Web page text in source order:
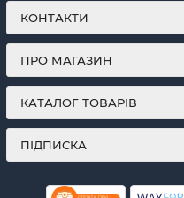
КОНТАКТИ
ПРО МАГАЗИН
КАТАЛОГ ТОВАРІВ
ПІДПИСКА